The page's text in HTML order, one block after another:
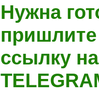
Нужна
ссылку